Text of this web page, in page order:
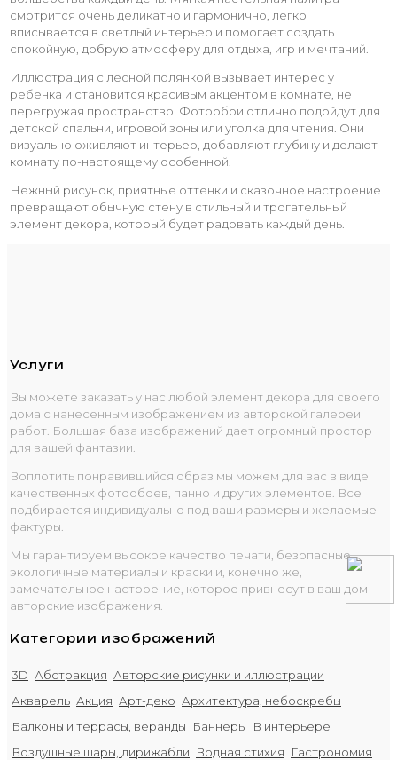
смотрится очень деликатно и гармонично, легко
вписывается в светлый интерьер и помогает создать
спокойную, добрую атмосферу для отдыха, игр и мечтаний.
Иллюстрация с лесной полянкой вызывает интерес у
ребенка и становится красивым акцентом в комнате, не
перегружая пространство. Фотообои отлично подойдут для
детской спальни, игровой зоны или уголка для чтения. Они
визуально оживляют интерьер, добавляют глубину и делают
комнату по-настоящему особенной.
Нежный рисунок, приятные оттенки и сказочное настроение
превращают обычную стену в стильный и трогательный
элемент декора, который будет радовать каждый день.
Услуги
Вы можете заказать у нас любой элемент декора для своего
дома с нанесенным изображением из авторской галереи
работ. Большая база изображений дает огромный простор
для вашей фантазии.
Воплотить понравившийся образ мы можем для вас в виде
качественных фотообоев, панно и других элементов. Все
подбирается индивидуально под ваши размеры и желаемые
фактуры.
Мы гарантируем высокое качество печати, безопасные
экологичные материалы и краски и, конечно же,
замечательное настроение, которое привнесут в ваш дом
авторские изображения.
Категории изображений
3D Абстракция Авторские рисунки и иллюстрации
Акварель Акция Арт-деко Архитектура, небоскребы
Балконы и террасы, веранды
Баннеры
В интерьере
Воздушные шары, дирижабли
Водная стихия
Гастрономия